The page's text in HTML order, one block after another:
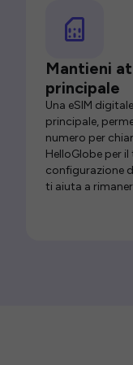
Mantieni
principale
Una eSIM
principale,
numero per
HelloGlobe per
configurazione
ti aiuta a